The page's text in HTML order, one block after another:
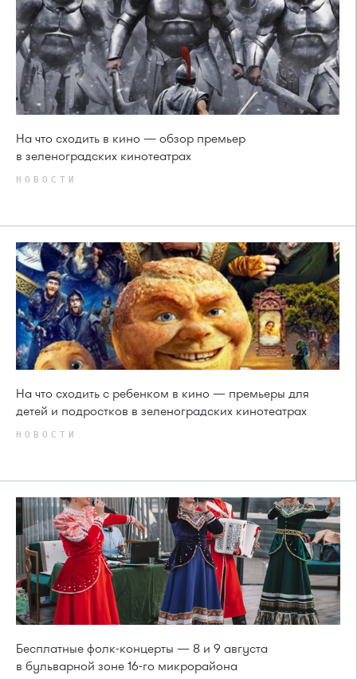
На что сходить в кино — обзор премьер
в зеленоградских кинотеатрах
НОВОСТИ
На что сходить с ребенком в кино — премьеры для
детей и подростков в зеленоградских кинотеатрах
НОВОСТИ
Бесплатные фолк-концерты — 8 и 9 августа
в бульварной зоне 16-го микрорайона